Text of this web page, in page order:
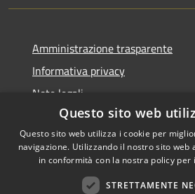
Amministrazione trasparente
Informativa privacy
Note legali
Dichiarazione di accessibilità
Questo sito web
Questo sito web utilizza i cookie per
navigazione. Utilizzando il nostro sito web
in conformità con la nostra policy per
STRETTAMENTE